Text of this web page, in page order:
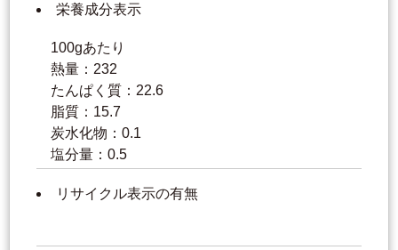
栄養成分表示
100gあたり
熱量：232
たんぱく質：22.6
脂質：15.7
炭水化物：0.1
塩分量：0.5
リサイクル表示の有無